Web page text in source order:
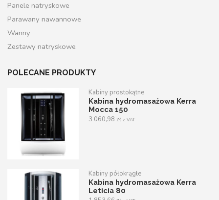
Panele natryskowe
Parawany nawannowe
Wanny
Zestawy natryskowe
POLECANE PRODUKTY
Kabiny prostokątne
Kabina hydromasażowa Kerra
Mocca 150
3 060,98zł z VAT
Kabiny półokrągłe
Kabina hydromasażowa Kerra
Leticia 80